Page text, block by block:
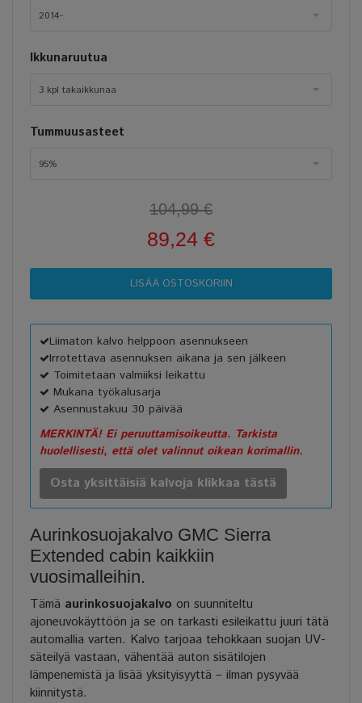
2014-
Ikkunaruutua
3 kpl takaikkunaa
Tummuusasteet
95%
104,99 €
89,24 €
Liimaton kalvo helppoon asennukseen
Irrotettava asennuksen aikana ja sen jälkeen
Toimitetaan valmiiksi leikattu
Mukana työkalusarja
Asennustakuu 30 päivää
MERKINTÄ! Ei peruuttamisoikeutta. Tarkista
huolellisesti, että olet valinnut oikean korimallin.
Osta yksittäisiä kalvoja klikkaa tästä
Aurinkosuojakalvo GMC Sierra
Extended cabin kaikkiin
vuosimalleihin.
Tämä aurinkosuojakalvo on suunniteltu
ajoneuvokäyttöön ja se on tarkasti esileikattu juuri tätä
automallia varten. Kalvo tarjoaa tehokkaan suojan UV-
säteilyä vastaan, vähentää auton sisätilojen
lämpenemistä ja lisää yksityisyyttä – ilman pysyvää
kiinnitystä.